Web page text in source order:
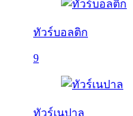
ทัวร์บอลติก
9
ทัวร์เนปาล